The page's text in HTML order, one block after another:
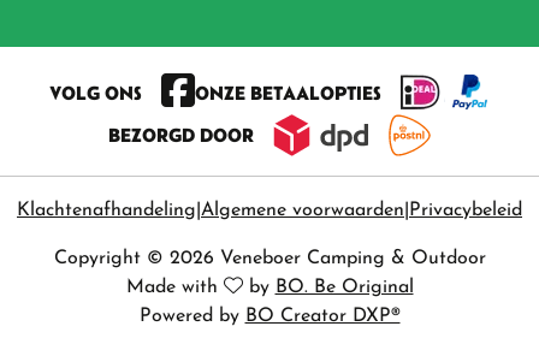
VOLG ONS
ONZE BETAALOPTIES
BEZORGD DOOR
Klachtenafhandeling Algemene voorwaarden Privacybeleid
Copyright © 2026 Veneboer Camping & Outdoor
Made with
by BO. Be Original
Powered by BO Creator DXP®